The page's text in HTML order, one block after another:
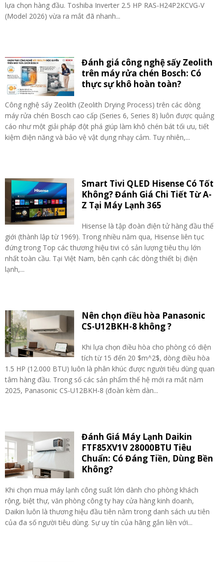
lựa chọn hàng đầu. Toshiba Inverter 2.5 HP RAS-H24P2KCVG-V
(Model 2026) vừa ra mắt đã nhanh...
Đánh giá công nghệ sấy Zeolith
trên máy rửa chén Bosch: Có
thực sự khô hoàn toàn?
Công nghệ sấy Zeolith (Zeolith Drying Process) trên các dòng
máy rửa chén Bosch cao cấp (Series 6, Series 8) luôn được quảng
cáo như một giải pháp đột phá giúp làm khô chén bát tối ưu, tiết
kiệm điện năng và bảo vệ vật dụng nhạy cảm. Tuy nhiên,...
Smart Tivi QLED Hisense Có Tốt
Không? Đánh Giá Chi Tiết Từ A-
Z Tại Máy Lạnh 365
Hisense là tập đoàn điện tử hàng đầu thế
giới (thành lập từ 1969). Trong nhiều năm qua, Hisense liên tục
đứng trong Top các thương hiệu tivi có sản lượng tiêu thụ lớn
nhất toàn cầu. Tại Việt Nam, bên cạnh các dòng thiết bị điện
lạnh,...
Nên chọn điều hòa Panasonic
CS-U12BKH-8 không ?
Khi lựa chọn điều hòa cho phòng có diện
tích từ 15 đến 20 $m^2$, dòng điều hòa
1.5 HP (12.000 BTU) luôn là phân khúc được người tiêu dùng quan
tâm hàng đầu. Trong số các sản phẩm thế hệ mới ra mắt năm
2025, Panasonic CS-U12BKH-8 (đoàn kèm dàn...
Đánh Giá Máy Lạnh Daikin
FTF85XV1V 28000BTU Tiêu
Chuẩn: Có Đáng Tiền, Dùng Bền
Không?
Khi chọn mua máy lạnh công suất lớn dành cho phòng khách
rộng, biệt thự, văn phòng công ty hay cửa hàng kinh doanh,
Daikin luôn là thương hiệu đầu tiên nằm trong danh sách ưu tiên
của đa số người tiêu dùng. Sự uy tín của hãng gắn liền với...